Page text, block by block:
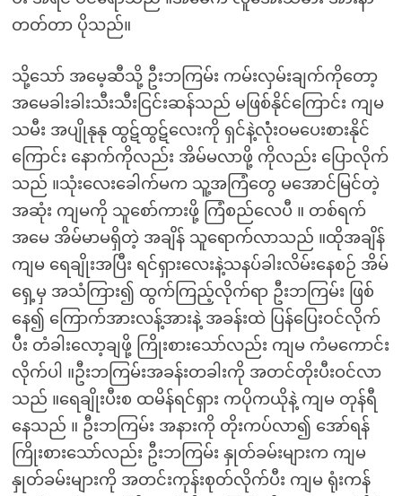
တတ်တာ ပိုသည်။
သို့သော် အမေ့ဆီသို့ ဦးဘကြမ်း ကမ်းလှမ်းချက်ကိုတော့
အမေခါးခါးသီးသီးငြင်းဆန်သည် မဖြစ်နိုင်ကြောင်း ကျမ
သမီး အပျိုနုနု ထွဋ်ထွဋ်လေးကို ရှင်နဲ့လုံံးဝမပေးစားနိုင်
ကြောင်း နောက်ကိုလည်း အိမ်မလာဖို့ ‌ကိုလည်း ပြောလိုက်
သည် ။သုံးလေးခေါက်မက သူ့အကြံတွေ ‌မအောင်မြင်တဲ့
အဆုံး ကျမကို သူစော်ကားဖို့ ကြံစည်လေပီ ။ တစ်ရက်
အမေ အိမ်မာမရှိတဲ့ အချိန် သူရောက်လာသည် ။ထိုအချိန်
ကျမ ရေချိုးအပြီး ရင်ရှားလေးနဲ့သနပ်ခါးလိမ်းနေစဉ် အိမ်
ရှေ့မှ အသံကြား၍ ထွက်ကြည့်လိုက်ရာ ဦးဘကြမ်း ဖြစ်
နေ၍ ကြောက်အားလန့်အားနဲ့ အခန်းထဲ ပြန်ပြေးဝင်လိုက်
ပီး တံခါးလော့ချဖို့ ကြိုးစားသော်လည်း ကျမ ကံမကောင်း
လိုက်ပါ ။ဦးဘကြမ်းအခန်းတခါးကို အတင်တိုးပီးဝင်လာ
သည် ။ရေချိုးပီးစ ထမိန်ရင်ရှား ကပိုကယိုနဲ့ ‌ကျမ တုန်ရီ
နေသည် ။ ဦးဘကြမ်း အနားကို တိုးကပ်လာ၍ အော်ရန်
ကြိုးစားသော်လည်း ဦးဘကြမ်း နှုတ်ခမ်းများက ကျမ
နှုတ်ခမ်းများကို အတင်းကုန်းစုတ်လိုက်ပီး ကျမ ရုံးကန်